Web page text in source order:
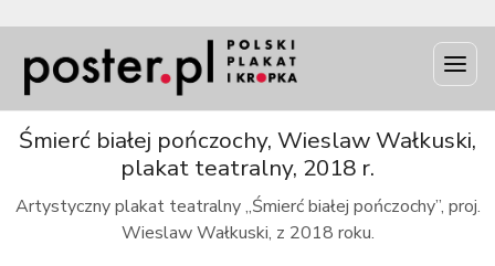
Śmierć białej pończochy, Wieslaw Wałkuski,
plakat teatralny, 2018 r.
Artystyczny plakat teatralny „Śmierć białej pończochy”, proj.
Wieslaw Wałkuski, z 2018 roku.